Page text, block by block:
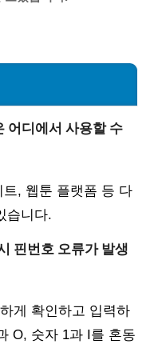
어디에서 사용할 수
, 웹툰 플랫폼 등 다
습니다.
핀번호 오류가 발생
게 확인하고 입력하
O, 숫자 1과 I를 혼동